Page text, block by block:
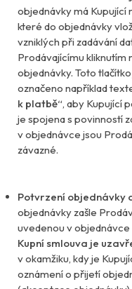
objednávky má Kupující
které do objednávky
vzniklých při zadávání
Prodávajícímu kliknutím
objednávky. Toto
označeno například
k platbě“, aby Kupující
je spojena s povinností
v objednávce jsou
závazné.
Potvrzení objednávky
objednávky zašle
uvedenou v
Kupní smlouva je
v okamžiku, kdy je
oznámení o přijetí